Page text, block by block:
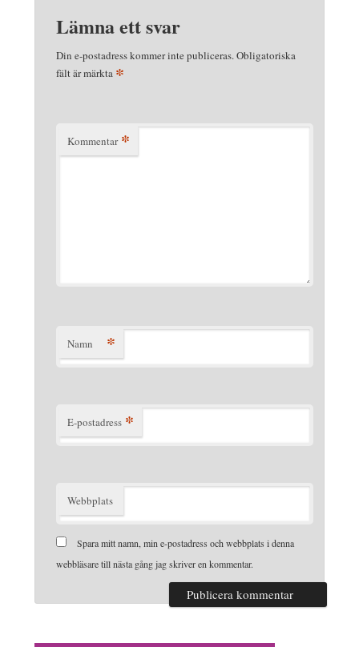
Lämna ett svar
Din e-postadress kommer inte publiceras.Obligatoriska
fält är märkta *
Kommentar *
Namn *
E-postadress *
Webbplats
Spara mitt namn, min e-postadress och webbplats i denna
webbläsare till nästa gång jag skriver en kommentar.